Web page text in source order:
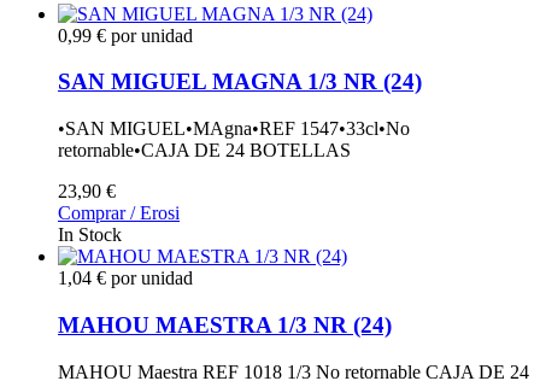
0,99 € por unidad
SAN MIGUEL MAGNA 1/3 NR (24)
•SAN MIGUEL•MAgna•REF 1547•33cl•No
retornable•CAJA DE 24 BOTELLAS
23,90 €
Comprar / Erosi
In Stock
1,04 € por unidad
MAHOU MAESTRA 1/3 NR (24)
MAHOU Maestra REF 1018 1/3 No retornable CAJA DE 24